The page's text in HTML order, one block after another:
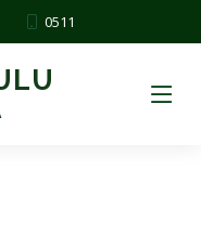
0511